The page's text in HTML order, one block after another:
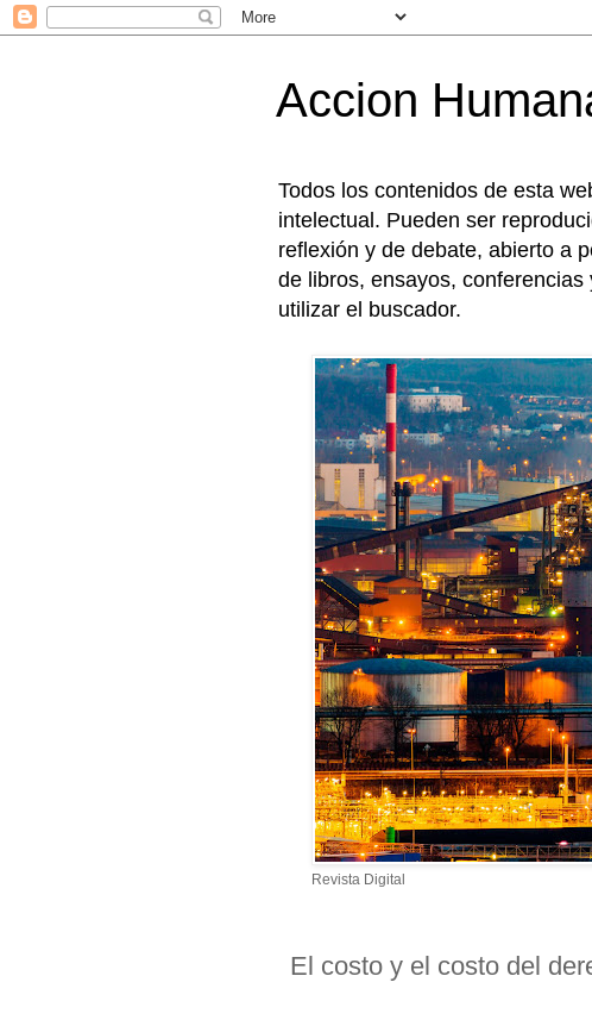
Accion
Todos los contenidos de esta
intelectual. Pueden ser
reflexión y de debate, abierto a
de libros, ensayos,
utilizar el buscador.
Revista Digital
El costo y el costo del